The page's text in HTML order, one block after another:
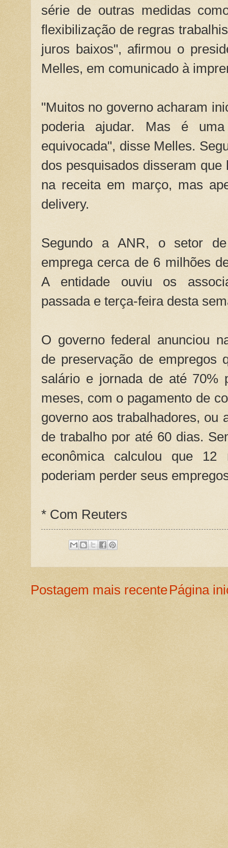
série de outras medidas
flexibilização de regras
juros baixos", afirmou o
Melles, em comunicado à
"Muitos no governo acharam
poderia ajudar. Mas é uma
equivocada", disse Melles.
dos pesquisados disseram
na receita em março, mas
delivery.
Segundo a ANR, o setor
emprega cerca de 6 milhões
A entidade ouviu os
passada e terça-feira desta
O governo federal anunciou
de preservação de empregos
salário e jornada de até 70%
meses, com o pagamento de
governo aos trabalhadores, ou
de trabalho por até 60 dias.
econômica calculou que 12
poderiam perder seus
* Com Reuters
Postagem mais recentePágina